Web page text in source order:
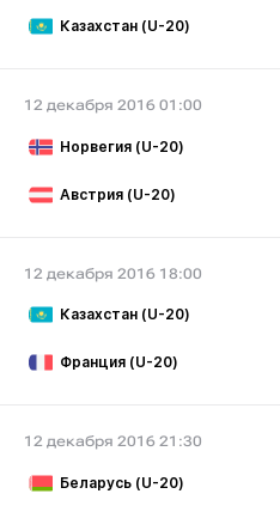
Казахстан (U-20)
12 декабря 2016 01:00
Норвегия (U-20)
Австрия (U-20)
12 декабря 2016 18:00
Казахстан (U-20)
Франция (U-20)
12 декабря 2016 21:30
Беларусь (U-20)